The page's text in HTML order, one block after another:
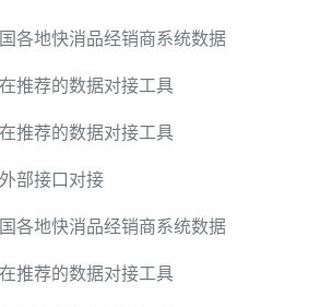
各地快消品经销商系统数据
推荐的数据对接工具
推荐的数据对接工具
部接口对接
各地快消品经销商系统数据
推荐的数据对接工具